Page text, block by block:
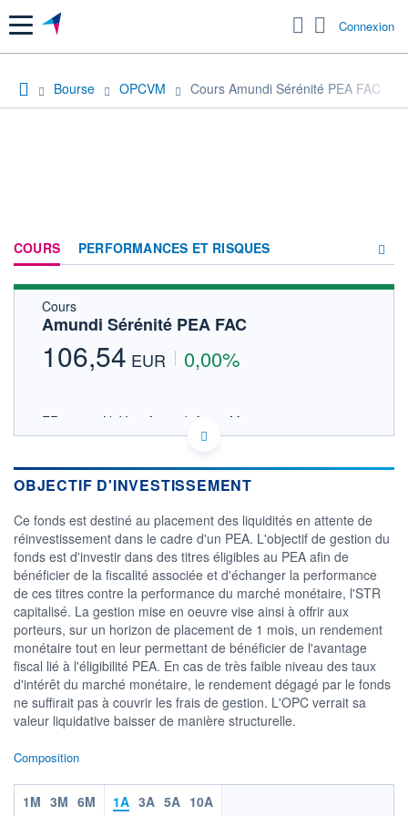
Menu Connexion
Bourse OPCVM Cours Amundi Sérénité PEA FAC
COURS PERFORMANCES ET RISQUES
Cours
Amundi Sérénité PEA FAC
106,54 EUR 0,00%
FR001400N8V7 - Amundi Asset Management
OPCVM DERNIER COURS CONNU AU 04/08/2026
03/12 02/04
106
CATÉGORIE MORNINGSTAR
Swap ESTR PEA
FONDS PARTENAIRES
TARIFS PRIVILÉGIÉS 0%
ÉLIGIBILITÉ
CTO BUSINESS
Non éligible Boursobank
OBJECTIF D'INVESTISSEMENT
Ce fonds est destiné au placement des liquidités en attente de
réinvestissement dans le cadre d'un PEA. L'objectif de gestion du
fonds est d'investir dans des titres éligibles au PEA afin de
bénéficier de la fiscalité associée et d'échanger la performance
de ces titres contre la performance du marché monétaire, l'STR
capitalisé. La gestion mise en oeuvre vise ainsi à offrir aux
porteurs, sur un horizon de placement de 1 mois, un rendement
monétaire tout en leur permettant de bénéficier de l'avantage
fiscal lié à l'éligibilité PEA. En cas de très faible niveau des taux
d'intérêt du marché monétaire, le rendement dégagé par le fonds
ne suffirait pas à couvrir les frais de gestion. L'OPC verrait sa
valeur liquidative baisser de manière structurelle.
Composition
1M 3M 6M 1A 3A 5A 10A